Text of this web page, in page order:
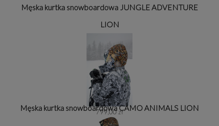
Męska kurtka snowboardowa JUNGLE ADVENTURE
LION
799,00 zł
Męska kurtka snowboardowa CAMO ANIMALS LION